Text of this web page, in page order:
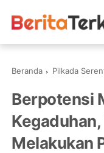
Beranda Pilkada
Berpotensi
Melakukan